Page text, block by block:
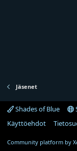
Jäsenet
Shades of Blue
Käyttöehdot
Community platform by